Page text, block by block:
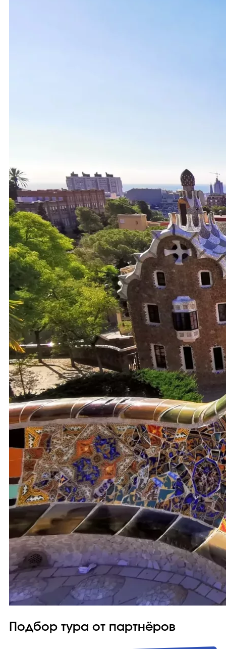
Подбор тура от партнёров